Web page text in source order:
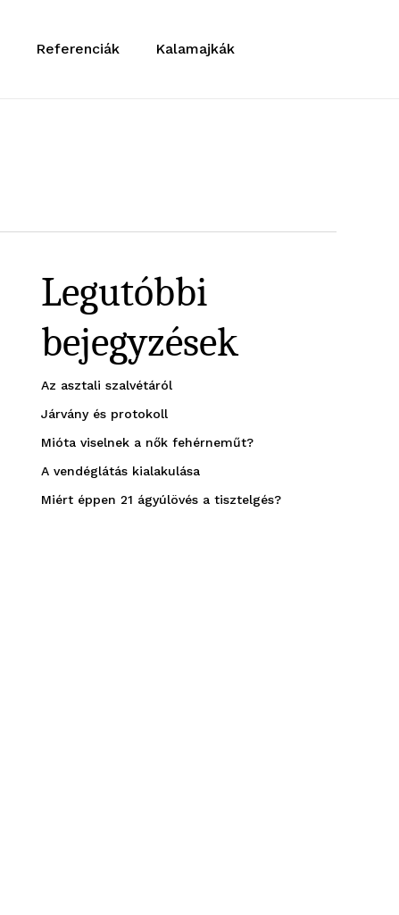
Referenciák Kalamajkák
Legutóbbi
bejegyzések
Az asztali szalvétáról
Járvány és protokoll
Mióta viselnek a nők fehérneműt?
A vendéglátás kialakulása
Miért éppen 21 ágyúlövés a tisztelgés?